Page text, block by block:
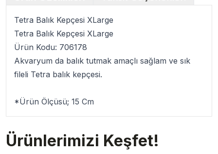
Tetra Balık Kepçesi XLarge
Tetra Balık Kepçesi XLarge
Ürün Kodu: 706178
Akvaryum da balık tutmak amaçlı sağlam ve sık
fileli Tetra balık kepçesi.
*Ürün Ölçüsü; 15 Cm
Ürünlerimizi Keşfet!